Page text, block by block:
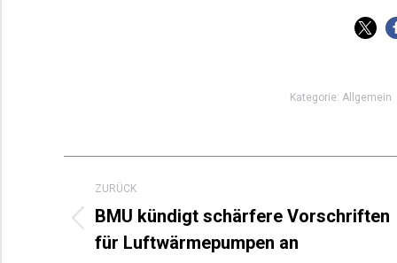
Kategorie: Allgemein
Kommentarnavigation
ZURÜCK
Beitrag:
BMU kündigt schärfere Vorschriften
für Luftwärmepumpen an